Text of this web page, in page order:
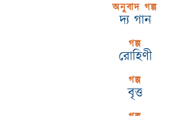
অনুবাদ গল্প
দ্য গান
গল্প
রোহিণী
গল্প
বৃত্ত